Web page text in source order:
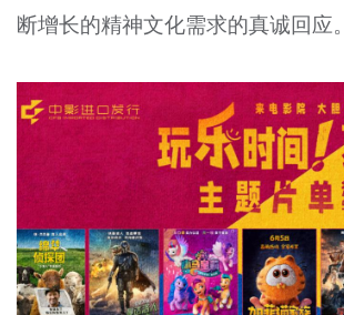
断增长的精神文化需求的真诚回应。